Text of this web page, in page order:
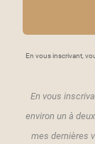
En vous inscrivant,
En vous
environ un à
mes dernières